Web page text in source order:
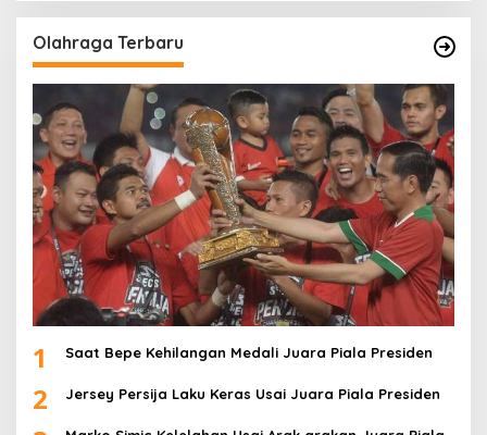
Olahraga Terbaru
1 Saat Bepe Kehilangan Medali Juara Piala Presiden
2 Jersey Persija Laku Keras Usai Juara Piala Presiden